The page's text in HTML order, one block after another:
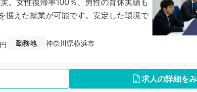
。女性復帰率100％、男性の育休実績も
据えた就業が可能です。安定した環境で
勤務地 神奈川県横浜市
求人の詳細を